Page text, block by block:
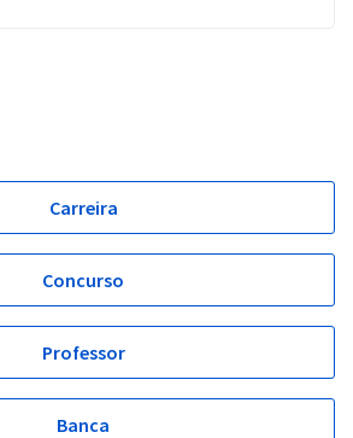
Carreira
Concurso
Professor
Banca